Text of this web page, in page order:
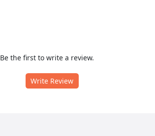
Be the first to write a review.
Write Review